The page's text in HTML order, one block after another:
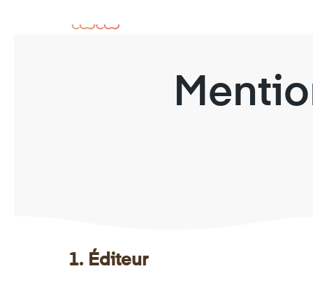
1. Éditeur